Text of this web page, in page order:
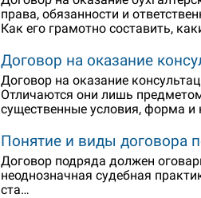
права, обязанности и
Как его грамотно составить,
Договор на оказание
Договор на оказание
Отличаются они лишь
существенные условия, форма и
Понятие и виды договора
Договор подряда должен
неоднозначная судебная
ста…